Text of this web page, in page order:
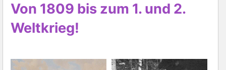
Von 1809 bis zum 1. und 2.
Weltkrieg!